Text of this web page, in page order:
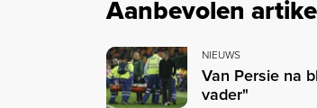
Aanbevolen
NIEUWS
Van Persie na
vader"